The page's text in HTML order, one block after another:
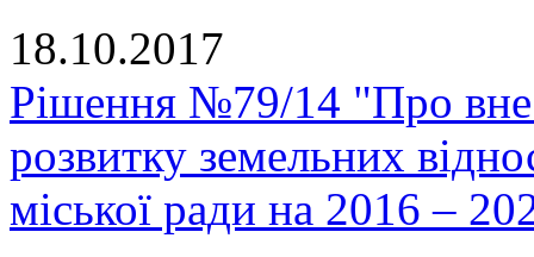
18.10.2017
Рішення №79/14 "Про
розвитку земельних
міської ради на 2016 –